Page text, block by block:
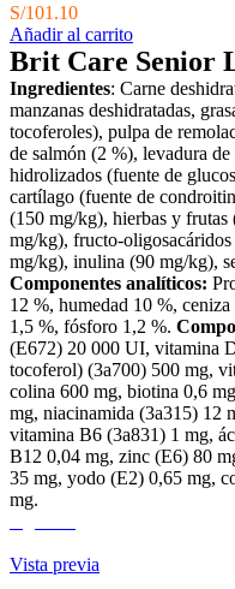
S/101.10
Añadir al carrito
Brit Care Senior
Ingredientes: Carne
manzanas deshidratadas,
tocoferoles), pulpa de
de salmón (2 %), levadura
hidrolizados (fuente de
cartílago (fuente de
(150 mg/kg), hierbas y
mg/kg), fructo-
mg/kg), inulina (90 mg/kg),
Componentes analíticos:
12 %, humedad 10 %,
1,5 %, fósforo 1,2 %.
(E672) 20 000 UI, vitamina
tocoferol) (3a700) 500 mg,
colina 600 mg, biotina 0,6
mg, niacinamida (3a315) 12
vitamina B6 (3a831) 1 mg,
B12 0,04 mg, zinc (E6) 80
35 mg, yodo (E2) 0,65 mg,
mg.
Vista previa